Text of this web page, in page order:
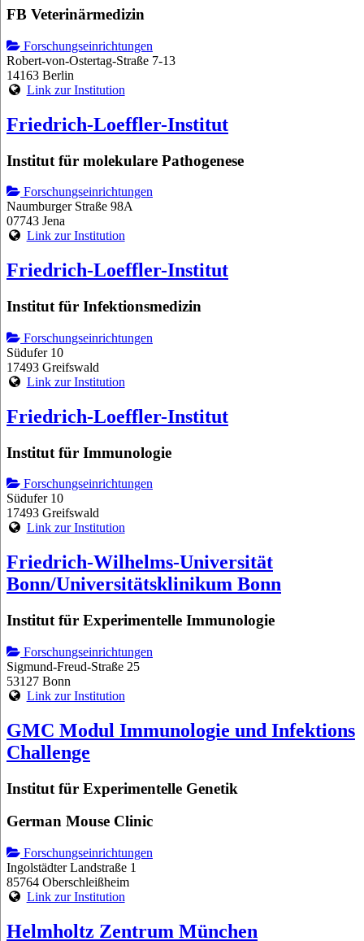
FB Veterinärmedizin
Forschungseinrichtungen
Robert-von-Ostertag-Straße 7-13
14163 Berlin
Link zur Institution
Friedrich-Loeffler-Institut
Institut für molekulare Pathogenese
Forschungseinrichtungen
Naumburger Straße 98A
07743 Jena
Link zur Institution
Friedrich-Loeffler-Institut
Institut für Infektionsmedizin
Forschungseinrichtungen
Südufer 10
17493 Greifswald
Link zur Institution
Friedrich-Loeffler-Institut
Institut für Immunologie
Forschungseinrichtungen
Südufer 10
17493 Greifswald
Link zur Institution
Friedrich-Wilhelms-Universität
Bonn/Universitätsklinikum Bonn
Institut für Experimentelle Immunologie
Forschungseinrichtungen
Sigmund-Freud-Straße 25
53127 Bonn
Link zur Institution
GMC Modul Immunologie und Infektions
Challenge
Institut für Experimentelle Genetik
German Mouse Clinic
Forschungseinrichtungen
Ingolstädter Landstraße 1
85764 Oberschleißheim
Link zur Institution
Helmholtz Zentrum München